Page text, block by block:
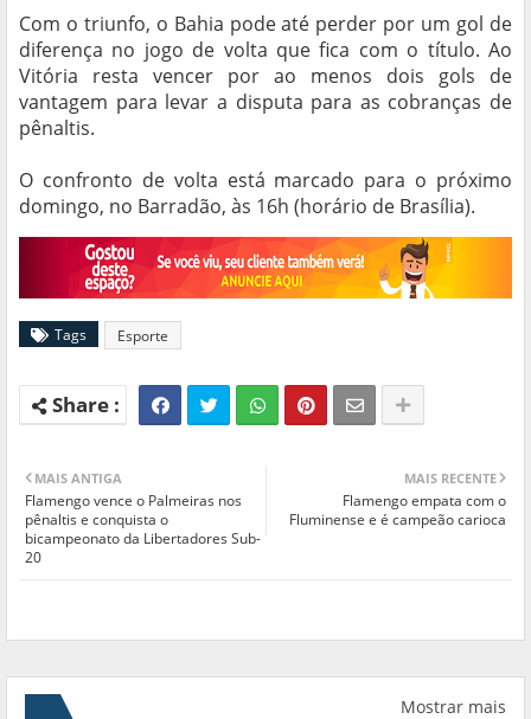
Com o triunfo, o Bahia pode até perder por um gol de
diferença no jogo de volta que fica com o título. Ao
Vitória resta vencer por ao menos dois gols de
vantagem para levar a disputa para as cobranças de
pênaltis.
O confronto de volta está marcado para o próximo
domingo, no Barradão, às 16h (horário de Brasília).
Tags Esporte
MAIS RECENTE
Flamengo empata com o
Fluminense e é campeão carioca
MAIS ANTIGA
Flamengo vence o Palmeiras nos
pênaltis e conquista o
bicampeonato da Libertadores Sub-
20
Mostrar mais